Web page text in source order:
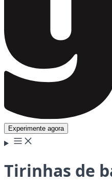
Experimente agora
Tirinhas de